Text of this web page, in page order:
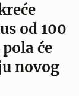
od 100
će
novog